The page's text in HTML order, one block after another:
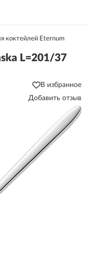
коктейлей Eternum
L=201/37
В избранное
Добавить отзыв